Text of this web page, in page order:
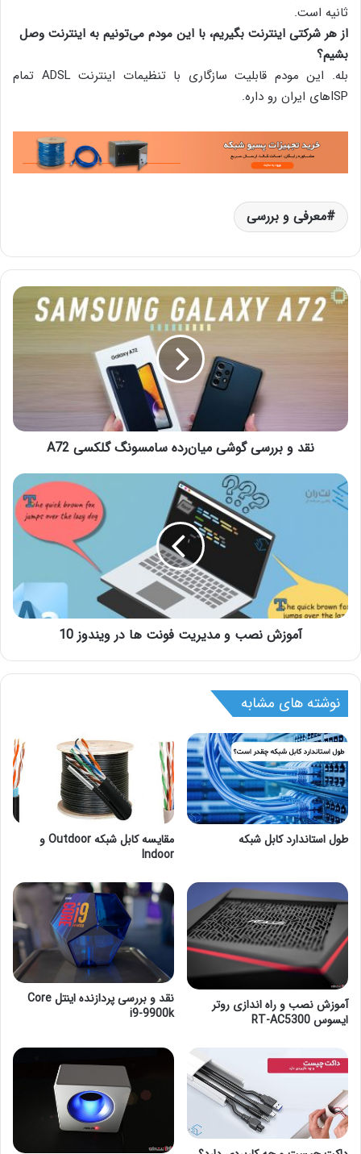
ثانیه است.
از هر شرکتی اینترنت بگیریم، با این مودم می‌تونیم به اینترنت وصل
بشیم؟
بله. این مودم قابلیت سازگاری با تنظیمات اینترنت ADSL تمام
ISPهای ایران رو داره.
معرفی و بررسی
نقد و بررسی گوشی میان‌رده سامسونگ گلکسی A72
آموزش نصب و مدیریت فونت ها در ویندوز 10
نوشته های مشابه
طول استاندارد کابل شبکه
مقایسه کابل شبکه Outdoor و
Indoor
آموزش نصب و راه اندازی روتر
ایسوس RT-AC5300
نقد و بررسی پردازنده اینتل Core
i9-9900k